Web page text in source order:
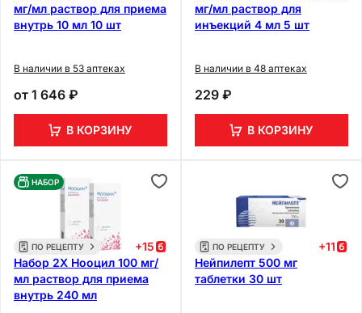
мг/мл раствор для приема
внутрь 10 мл 10 шт
В наличии в 53 аптеках
от 1 646 ₽
В КОРЗИНУ
мг/мл раствор для
инъекций 4 мл 5 шт
В наличии в 48 аптеках
229 ₽
В КОРЗИНУ
ПО РЕЦЕПТУ
НАБОР
+15
Набор 2Х Нооцил 100 мг/
мл раствор для приема
внутрь 240 мл
ПО РЕЦЕПТУ +11
Нейпилепт 500 мг
таблетки 30 шт